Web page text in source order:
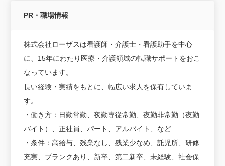
PR・職場情報
株式会社ローザスは看護師・介護士・看護助手を中心
に、15年にわたり医療・介護領域の転職サポートをおこ
なっています。
長い経験・実績をもとに、幅広い求人を保有していま
す。
・働き方：日勤常勤、夜勤専従常勤、夜勤非常勤（夜勤
バイト）、正社員、パート、アルバイト、など
・条件：高給与、残業なし、残業少なめ、託児所、研修
充実、ブランクあり、新卒、第二新卒、未経験、社会保